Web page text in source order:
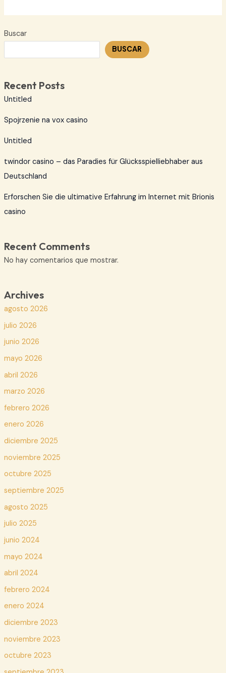
Buscar
BUSCAR
Recent Posts
Untitled
Spojrzenie na vox casino
Untitled
twindor casino – das Paradies für Glücksspielliebhaber aus
Deutschland
Erforschen Sie die ultimative Erfahrung im Internet mit Brionis
casino
Recent Comments
No hay comentarios que mostrar.
Archives
agosto 2026
julio 2026
junio 2026
mayo 2026
abril 2026
marzo 2026
febrero 2026
enero 2026
diciembre 2025
noviembre 2025
octubre 2025
septiembre 2025
agosto 2025
julio 2025
junio 2024
mayo 2024
abril 2024
febrero 2024
enero 2024
diciembre 2023
noviembre 2023
octubre 2023
–
and